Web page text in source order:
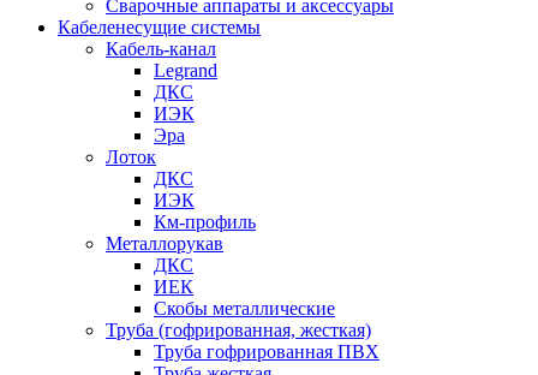
Сварочные аппараты и аксессуары
Кабеленесущие системы
Кабель-канал
Legrand
ДКС
ИЭК
Эра
Лоток
ДКС
ИЭК
Км-профиль
Металлорукав
ДКС
ИЕК
Скобы металлические
Труба (гофрированная, жесткая)
Труба гофрированная ПВХ